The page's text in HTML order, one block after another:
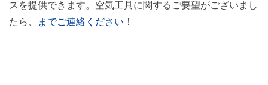
スを提供できます。空気工具に関するご要望がございまし
たら、
までご連絡ください ！